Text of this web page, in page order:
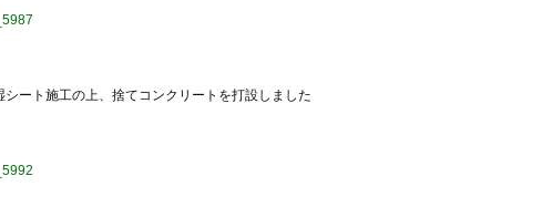
シート施工の上、捨てコンクリートを打設しました